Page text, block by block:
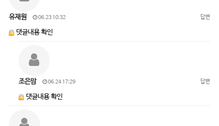
유재원 06.23 10:32 답변
댓글내용 확인
조은맘 06.24 17:29 답변
댓글내용 확인